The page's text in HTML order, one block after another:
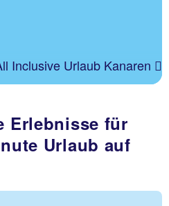
Inclusive Urlaub Kanaren
Erlebnisse für
Urlaub auf